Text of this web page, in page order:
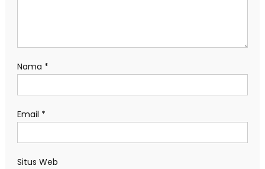
Nama *
Email *
Situs Web